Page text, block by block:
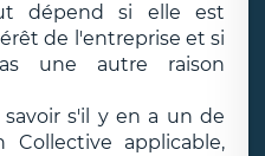
dépend si elle est
de l'entreprise et si
une autre raison
s'il y en a un de
applicable,